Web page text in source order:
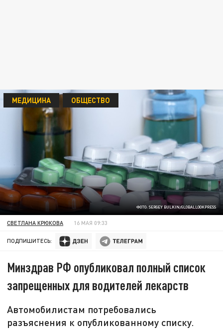
ФОТО: SERGEY BULKIN/GLOBALLOOKPRESS
МЕДИЦИНА ОБЩЕСТВО
СВЕТЛАНА КРЮКОВА 16 МАЯ 09:33
ПОДПИШИТЕСЬ:
Минздрав РФ опубликовал полный список
запрещенных для водителей лекарств
Автомобилистам потребовались
разъяснения к опубликованному списку.